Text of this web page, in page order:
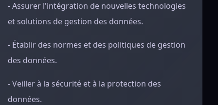
- Assurer l'intégration de nouvelles technologies
et solutions de gestion des données.
- Établir des normes et des politiques de gestion
des données.
- Veiller à la sécurité et à la protection des
données.